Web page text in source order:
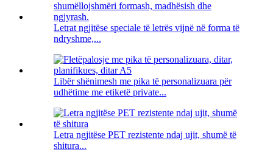
Letrat ngjitëse speciale të letrës vijnë në forma të
ndryshme,...
Libër shënimesh me pika të personalizuara për
udhëtime me etiketë private...
Letra ngjitëse PET rezistente ndaj ujit, shumë të
shitura...